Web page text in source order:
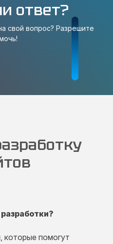
ответ?
свой вопрос? Разрешите
помогут